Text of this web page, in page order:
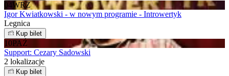
04WRZ
Igor Kwiatkowski - w nowym programie - Introwertyk
Legnica
Kup bilet
10PAŹ
Support: Cezary Sadowski
2 lokalizacje
Kup bilet